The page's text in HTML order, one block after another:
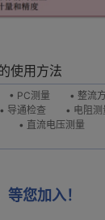
您加入！
使用方法
• PC测量
• 整流
• 导通检查
• 电阻测
• 直流电压测量